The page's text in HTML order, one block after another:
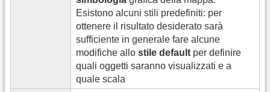
Esistono alcuni stili predefiniti: per
ottenere il risultato desiderato sarà
sufficiente in generale fare alcune
modifiche allo stile default per definire
quali oggetti saranno visualizzati e a
quale scala